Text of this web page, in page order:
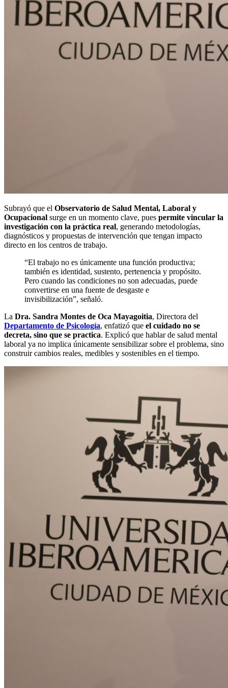
Subrayó que el Observatorio de Salud Mental, Laboral y
Ocupacional surge en un momento clave, pues permite vincular la
investigación con la práctica real, generando metodologías,
diagnósticos y propuestas de intervención que tengan impacto
directo en los centros de trabajo.
“El trabajo no es únicamente una función productiva;
también es identidad, sustento, pertenencia y propósito.
Pero cuando las condiciones no son adecuadas, puede
convertirse en una fuente de desgaste e
invisibilización”, señaló.
La Dra. Sandra Montes de Oca Mayagoitia, Directora del
Departamento de Psicología, enfatizó que el cuidado no se
decreta, sino que se practica. Explicó que hablar de salud mental
laboral ya no implica únicamente sensibilizar sobre el problema, sino
construir cambios reales, medibles y sostenibles en el tiempo.